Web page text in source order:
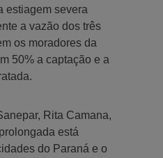
estiagem severa
a vazão dos três
os moradores da
50% a captação e a
Rita Camana,
está
do Paraná e o